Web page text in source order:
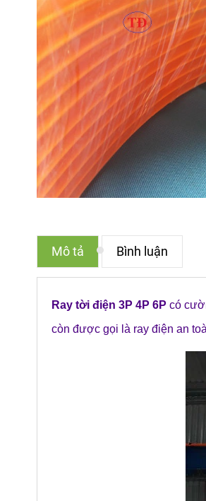
Mô tả Bình luận
Ray tời điện 3P 4P 6P có
còn được gọi là ray điện an